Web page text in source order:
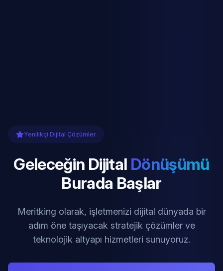
Yenilikçi Dijital Çözümler
Geleceğin Dijital Dönüşümü
Burada Başlar
Meritking olarak, işletmenizi dijital dünyada bir
adım öne taşıyacak stratejik çözümler ve
teknolojik altyapı hizmetleri sunuyoruz.